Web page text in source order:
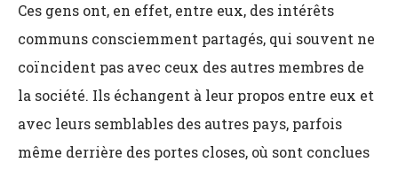
Ces gens ont, en effet, entre eux, des intérêts
communs consciemment partagés, qui souvent ne
coïncident pas avec ceux des autres membres de
la société. Ils échangent à leur propos entre eux et
avec leurs semblables des autres pays, parfois
même derrière des portes closes, où sont conclues